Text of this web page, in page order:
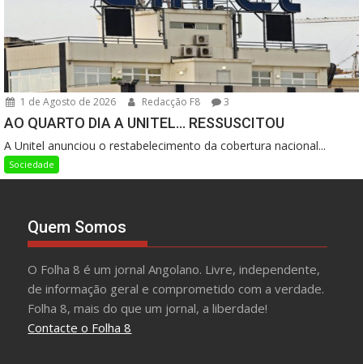
1 de Agosto de 2026 Redacção F8 3
AO QUARTO DIA A UNITEL… RESSUSCITOU
A Unitel anunciou o restabelecimento da cobertura nacional...
Sociedade
Quem Somos
O Folha 8 é um jornal Angolano. Livre, independente,
de informação geral e comprometido com a verdade.
Folha 8, mais do que um jornal, a liberdade!
Contacte o Folha 8